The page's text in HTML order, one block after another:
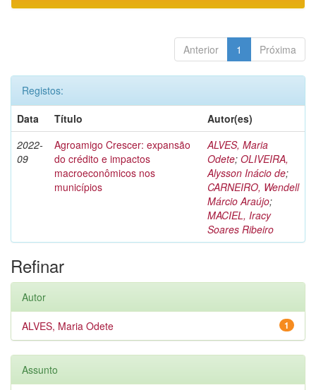
Anterior 1 Próxima
Registos:
Data
Título
Autor(es)
2022-
09
Agroamigo Crescer: expansão
do crédito e impactos
macroeconômicos nos
municípios
ALVES, Maria
Odete; OLIVEIRA,
Alysson Inácio de;
CARNEIRO, Wendell
Márcio Araújo;
MACIEL, Iracy
Soares Ribeiro
Refinar
Autor
1
ALVES, Maria Odete
Assunto